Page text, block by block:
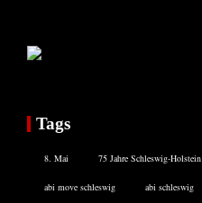
Tags
8. Mai 75 Jahre Schleswig-Holstein
abi move schleswig abi schleswig